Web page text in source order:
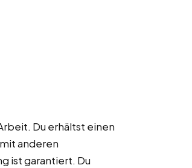
Du erhältst einen
anderen
ist garantiert. Du